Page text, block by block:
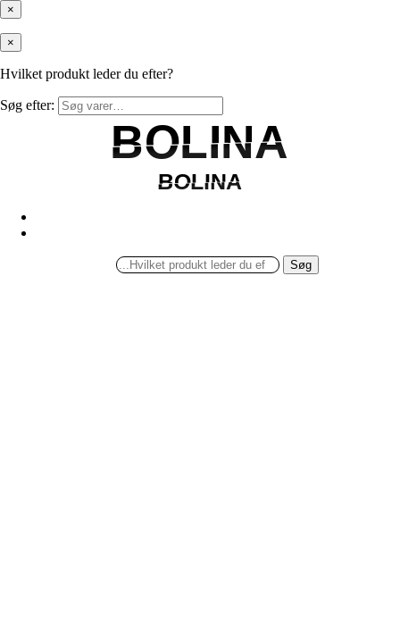
×
×
Hvilket produkt leder du efter?
Søg efter:
BOLINA
BOLINA
BOLINA
BOLINA
Søg